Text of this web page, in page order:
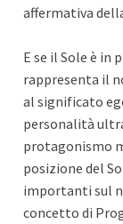
affermativa
E se il Sole è in
rappresenta il
al significato
personalità
protagonismo
posizione del
importanti sul
concetto di